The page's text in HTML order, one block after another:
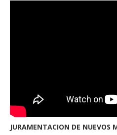
JURAMENTACION DE NUEVOS